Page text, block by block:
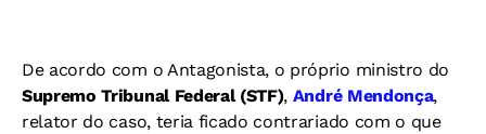
De acordo com o Antagonista, o próprio ministro do
Supremo Tribunal Federal (STF), André Mendonça,
relator do caso, teria ficado contrariado com o que